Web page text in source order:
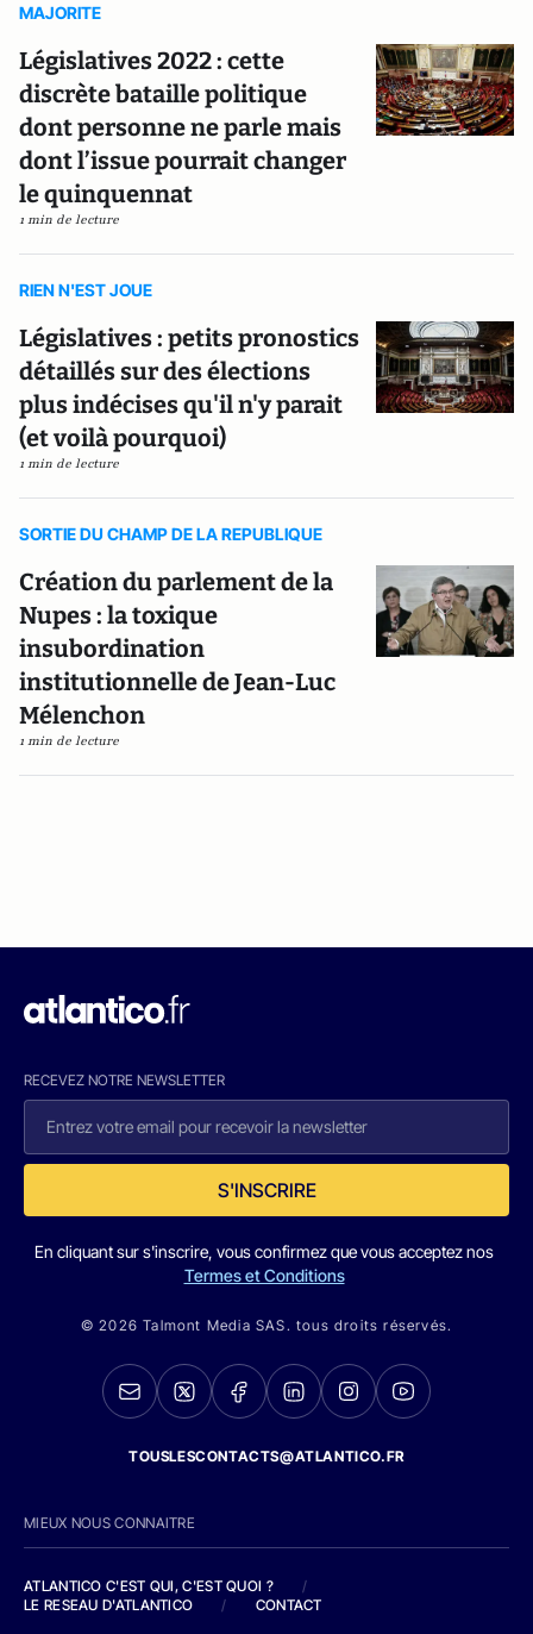
MAJORITE
Législatives 2022 : cette
discrète bataille politique
dont personne ne parle mais
dont l’issue pourrait changer
le quinquennat
1 min de lecture
RIEN N'EST JOUE
Législatives : petits pronostics
détaillés sur des élections
plus indécises qu'il n'y parait
(et voilà pourquoi)
1 min de lecture
SORTIE DU CHAMP DE LA REPUBLIQUE
Création du parlement de la
Nupes : la toxique
insubordination
institutionnelle de Jean-Luc
Mélenchon
1 min de lecture
RECEVEZ NOTRE NEWSLETTER
S'INSCRIRE
En cliquant sur s'inscrire, vous confirmez que vous acceptez nos
Termes et Conditions
© 2026 Talmont Media SAS. tous droits réservés.
TOUSLESCONTACTS@ATLANTICO.FR
MIEUX NOUS CONNAITRE
ATLANTICO C'EST QUI, C'EST QUOI ?
/
LE RESEAU D'ATLANTICO
/ CONTACT